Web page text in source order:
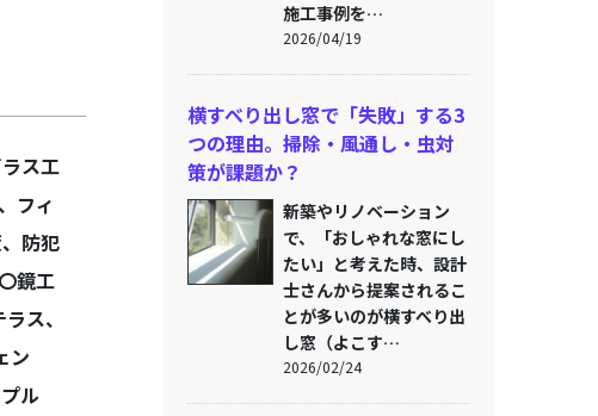
ス工
フィ
防犯
鏡工
ス、
ン
ル
施工事例を…
2026/04/19
横すべり出し窓で「失敗」する3
つの理由。掃除・風通し・虫対
策が課題か？
新築やリノベーション
で、「おしゃれな窓にし
たい」と考えた時、設計
士さんから提案されるこ
とが多いのが横すべり出
し窓（よこす…
2026/02/24